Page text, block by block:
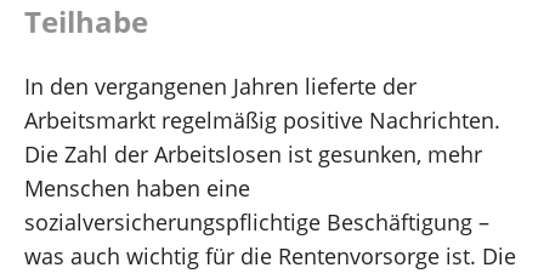
Reden
Termine
Facebook
Teilhabe
In den vergangenen Jahren lieferte der
Arbeitsmarkt regelmäßig positive Nachrichten.
Die Zahl der Arbeitslosen ist gesunken, mehr
Menschen haben eine
sozialversicherungspflichtige Beschäftigung –
was auch wichtig für die Rentenvorsorge ist. Die